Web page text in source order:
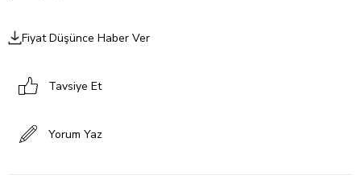
Fiyat Düşünce Haber Ver
Tavsiye Et
Yorum Yaz